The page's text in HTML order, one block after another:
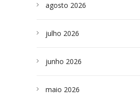
agosto 2026
julho 2026
junho 2026
maio 2026